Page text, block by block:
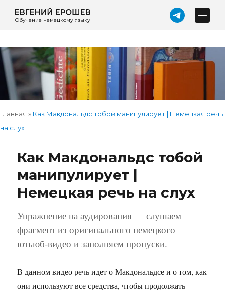
Обучение немецкому языку
Главная » Как Макдональдс тобой манипулирует | Немецкая речь
на слух
Как Макдональдс тобой
манипулирует |
Немецкая речь на слух
Упражнение на аудирования — слушаем
фрагмент из оригинального немецкого
ютьюб-видео и заполняем пропуски.
В данном видео речь идет о Макдональдсе и о том, как
они используют все средства, чтобы продолжать